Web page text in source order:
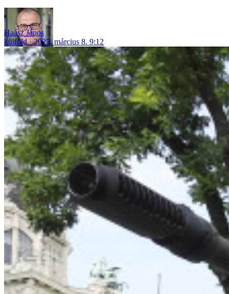
Haász János
külföld
2025. március 8. 9:12